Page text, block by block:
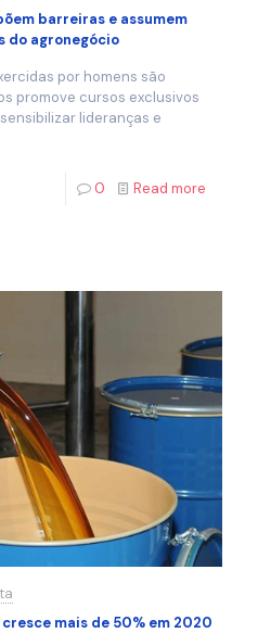
barreiras e assumem
do agronegócio
por homens são
promove cursos exclusivos
lideranças e
0 Read more
mais de 50% em 2020